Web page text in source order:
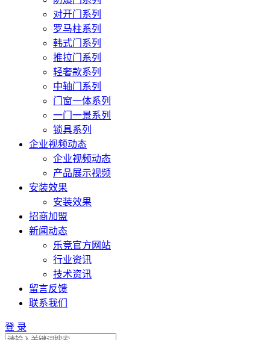
对开门系列
罗马柱系列
韩式门系列
推拉门系列
轻奢款系列
中轴门系列
门窗一体系列
一门一景系列
锁具系列
企业视频动态
企业视频动态
产品展示视频
安装效果
安装效果
招商加盟
新闻动态
乐竞官方网站
行业资讯
技术资讯
留言反馈
联系我们
登 录